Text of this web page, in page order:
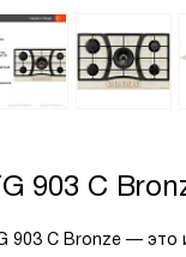
903 C
903 C Bronze —